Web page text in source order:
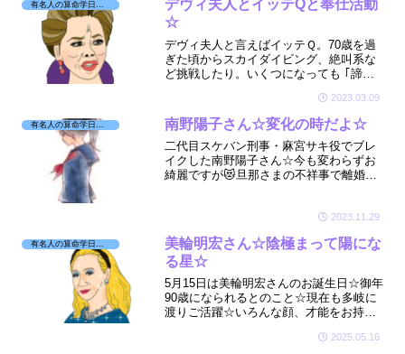
有名人の算命学日記☆
デヴィ夫人とイッテQと奉仕活動
☆
デヴィ夫人と言えばイッテＱ。70歳を過
ぎた頃からスカイダイビング、絶叫系な
ど挑戦したり。いくつになっても ｢諦め
😊現在は奉仕活動も行ってますね。そん
なガッツあるデヴィ夫人の星は？
2023.03.09
南野陽子さん☆変化の時だよ☆
二代目スケバン刑事・麻宮サキ役でブレ
イクした南野陽子さん☆今も変わらずお
綺麗ですが😻旦那さまの不祥事で離婚と
2023.11.29
有名人の算命学日記☆
美輪明宏さん☆陰極まって陽にな
る星☆
5月15日は美輪明宏さんのお誕生日☆御年
90歳になられるとのこと☆現在も多岐に
渡りご活躍☆いろんな顔、才能をお持ち
2025.05.16